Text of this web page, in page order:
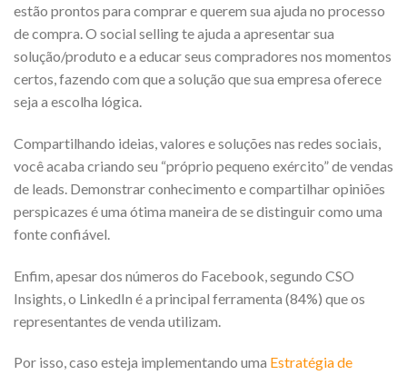
estão prontos para comprar e querem sua ajuda no processo
de compra. O social selling te ajuda a apresentar sua
solução/produto e a educar seus compradores nos momentos
certos, fazendo com que a solução que sua empresa oferece
seja a escolha lógica.
Compartilhando ideias, valores e soluções nas redes sociais,
você acaba criando seu “próprio pequeno exército” de vendas
de leads. Demonstrar conhecimento e compartilhar opiniões
perspicazes é uma ótima maneira de se distinguir como uma
fonte confiável.
Enfim, apesar dos números do Facebook, segundo CSO
Insights, o LinkedIn é a principal ferramenta (84%) que os
representantes de venda utilizam.
Por isso, caso esteja implementando uma Estratégia de